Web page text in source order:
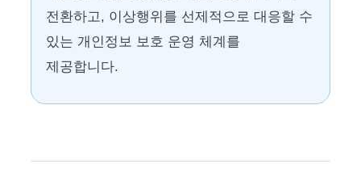
전환하고, 이상행위를 선제적으로 대응할 수
있는 개인정보 보호 운영 체계를
제공합니다.